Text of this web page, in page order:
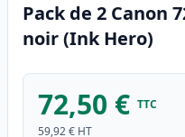
Pack de 2 Canon
noir (Ink Hero)
72,50 € TTC
59,92 € HT